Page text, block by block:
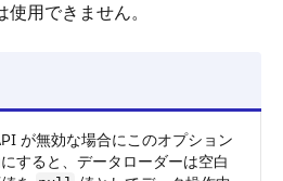
用できません。
が無効な場合にこのオプション
すると、データローダーは空白